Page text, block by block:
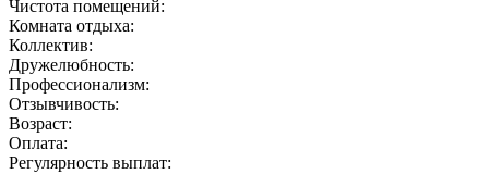
Чистота помещений:
Комната отдыха:
Коллектив:
Дружелюбность:
Профессионализм:
Отзывчивость:
Возраст:
Оплата:
Регулярность выплат: